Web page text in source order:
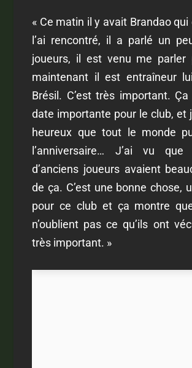
« Ce matin il y avait Brandao
l’ai rencontré, il a parlé un
joueurs, il est venu me parler
maintenant il est entraîneur
Brésil. C’est très important.
date importante pour le club, et
heureux que tout le monde
l’anniversaire… J’ai vu que
d’anciens joueurs avaient
de ça. C’est une bonne chose,
pour ce club et ça montre
n’oublient pas ce qu’ils ont
très important. »